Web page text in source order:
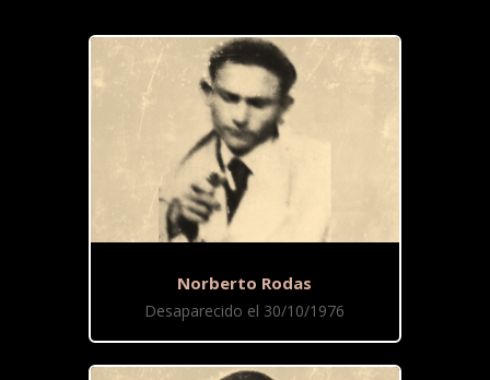
Norberto Rodas
Desaparecido el 30/10/1976